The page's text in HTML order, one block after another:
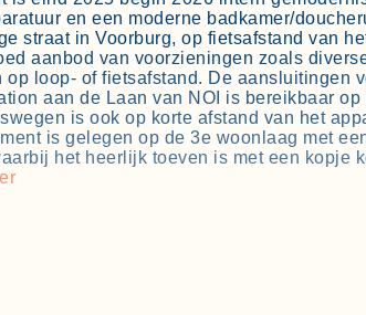
en een moderne badkamer/
straat in Voorburg, op fietsafstand van
aanbod van voorzieningen zoals
loop- of fietsafstand. De aansluitingen
aan de Laan van NOI is bereikbaar op
is ook op korte afstand van het
is gelegen op de 3e woonlaag met
het heerlijk toeven is met een kopje